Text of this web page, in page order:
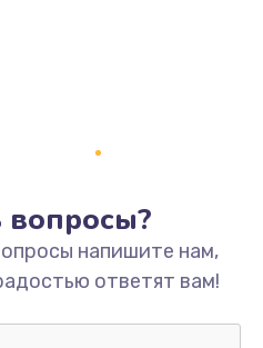
вопросы?
напишите нам,
ответят вам!